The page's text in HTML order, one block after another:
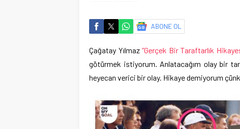
ABONE OL
Çağatay Yılmaz”Gerçek Bir Taraftarlık
götürmek istiyorum. Anlatacağım olay bir
heyecan verici bir olay. Hikaye demiyorum